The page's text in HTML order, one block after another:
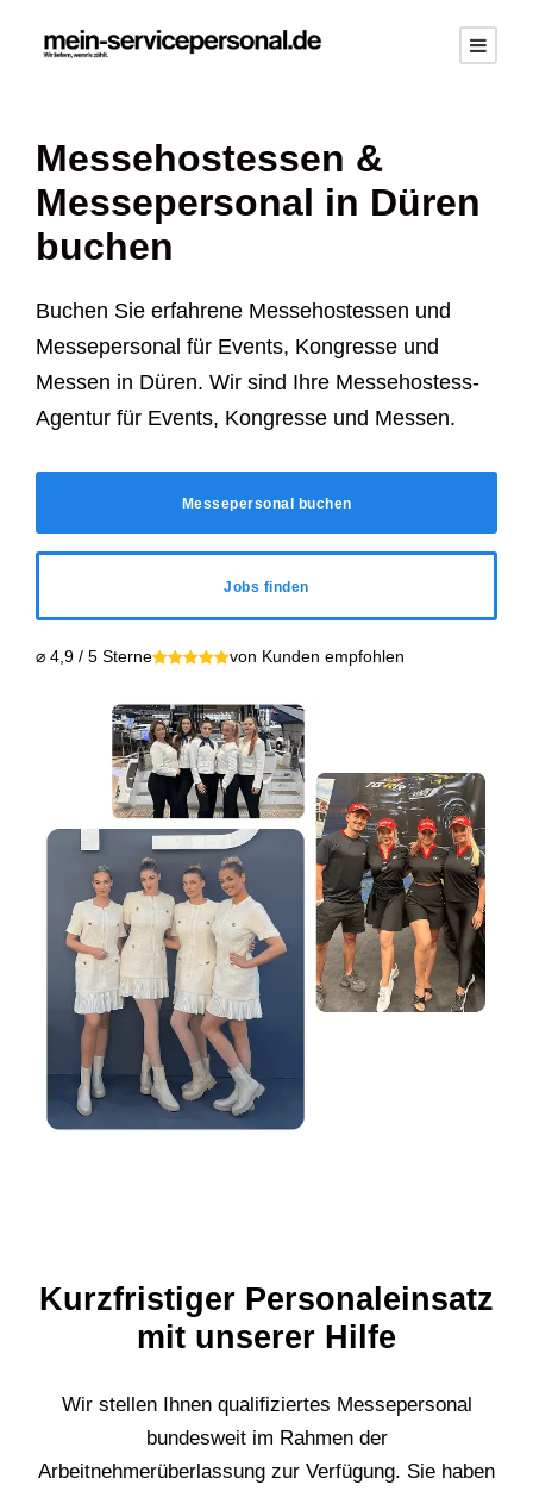
Messehostessen &
Messepersonal in Düren
buchen
Buchen Sie erfahrene Messehostessen und
Messepersonal für Events, Kongresse und
Messen in Düren. Wir sind Ihre Messehostess-
Agentur für Events, Kongresse und Messen.
Messepersonal buchen
Jobs finden
⌀ 4,9 / 5 Sterne von Kunden empfohlen
Kurzfristiger Personaleinsatz
mit unserer Hilfe
Wir stellen Ihnen qualifiziertes Messepersonal
bundesweit im Rahmen der
Arbeitnehmerüberlassung zur Verfügung. Sie haben